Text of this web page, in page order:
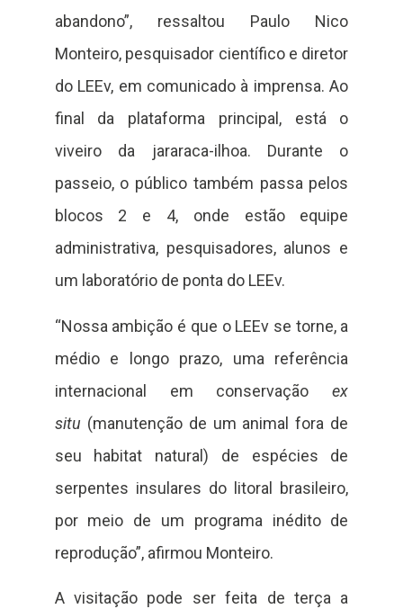
abandono”, ressaltou Paulo Nico
Monteiro, pesquisador científico e diretor
do LEEv, em comunicado à imprensa. Ao
final da plataforma principal, está o
viveiro da jararaca-ilhoa. Durante o
passeio, o público também passa pelos
blocos 2 e 4, onde estão equipe
administrativa, pesquisadores, alunos e
um laboratório de ponta do LEEv.
“Nossa ambição é que o LEEv se torne, a
médio e longo prazo, uma referência
internacional em conservaçãoex
situ (manutenção de um animal fora de
seu habitat natural) de espécies de
serpentes insulares do litoral brasileiro,
por meio de um programa inédito de
reprodução”, afirmou Monteiro.
A visitação pode ser feita de terça a